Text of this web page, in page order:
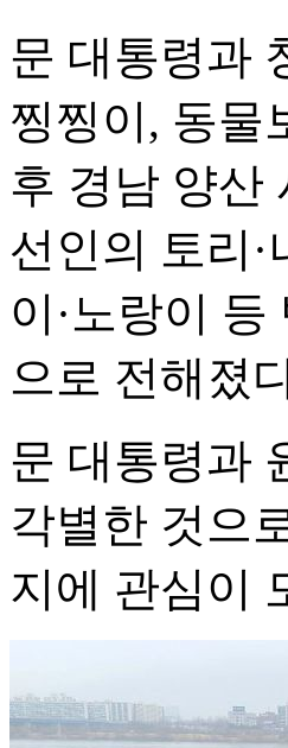
문 대통령과
찡찡이, 동물
후 경남 양산
선인의 토리·
이·노랑이
으로 전해졌
문 대통령과
각별한 것으
지에 관심이